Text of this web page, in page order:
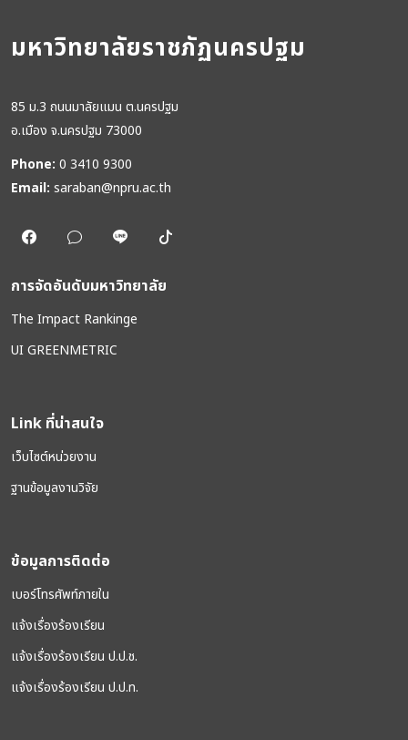
มหาวิทยาลัยราชภัฏนครปฐม
85 ม.3 ถนนมาลัยแมน ต.นครปฐม
อ.เมือง จ.นครปฐม 73000
Phone: 0 3410 9300
Email: saraban@npru.ac.th
การจัดอันดับมหาวิทยาลัย
The Impact Rankinge
UI GREENMETRIC
Link ที่น่าสนใจ
เว็บไซต์หน่วยงาน
ฐานข้อมูลงานวิจัย
ข้อมูลการติดต่อ
เบอร์โทรศัพท์ภายใน
แจ้งเรื่องร้องเรียน
แจ้งเรื่องร้องเรียน ป.ป.ช.
แจ้งเรื่องร้องเรียน ป.ป.ท.